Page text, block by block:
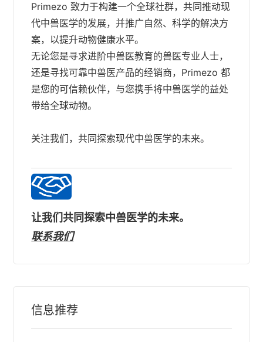
Primezo 致力于构建一个全球社群，共同推动现
代中兽医学的发展，并推广自然、科学的解决方
案，以提升动物健康水平。
无论您是寻求进阶中兽医教育的兽医专业人士，
还是寻找可靠中兽医产品的经销商，Primezo 都
是您的可信赖伙伴，与您携手将中兽医学的益处
带给全球动物。
关注我们，共同探索现代中兽医学的未来。
让我们共同探索中兽医学的未来。
联系我们
信息推荐